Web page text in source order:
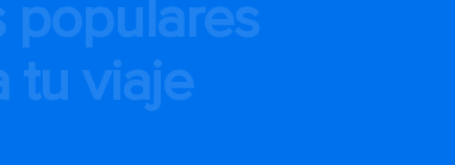
populares
tu viaje